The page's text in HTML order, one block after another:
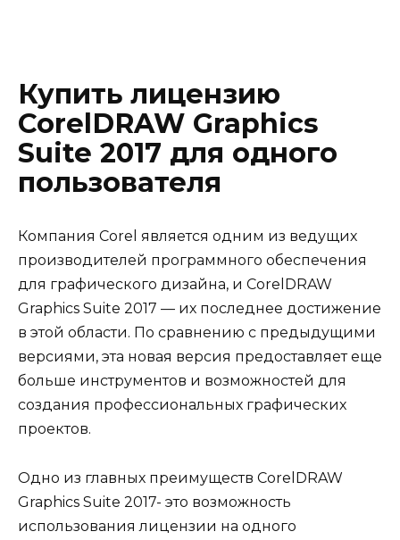
Купить лицензию
CorelDRAW Graphics
Suite 2017 для одного
пользователя
Компания Corel является одним из ведущих
производителей программного обеспечения
для графического дизайна, и CorelDRAW
Graphics Suite 2017 — их последнее достижение
в этой области. По сравнению с предыдущими
версиями, эта новая версия предоставляет еще
больше инструментов и возможностей для
создания профессиональных графических
проектов.
Одно из главных преимуществ CorelDRAW
Graphics Suite 2017- это возможность
использования лицензии на одного